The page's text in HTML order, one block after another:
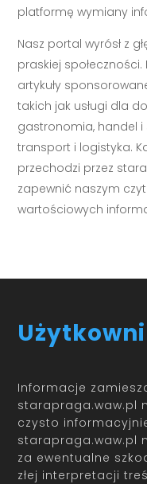
platformę wymiany
Nasz portal wyrósł z
praskiej
artykuły
takich jak usługi dla
gastronomia, handel i
transport i logistyka.
przechodzi przez
zapewnić naszym
wartościowych
Informacje
starapraga.waw.pl
czysto
starapraga.waw.pl
za ewentualne
złej interpretacji